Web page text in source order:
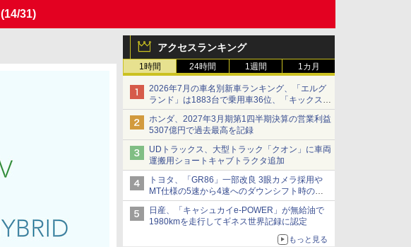
(14/31)
アクセスランキング
1時間 24時間 1週間 1カ月
2026年7月の車名別新車ランキング、「エルグ
ランド」は1883台で乗用車36位、「キックス」
は2591台で27位に
ホンダ、2027年3月期第1四半期決算の営業利益
5307億円で過去最高を記録
UDトラックス、大型トラック「クオン」に車両
運搬用ショートキャブトラクタ追加
トヨタ、「GR86」一部改良 3眼カメラ採用や
MT仕様の5速から4速へのダウンシフト時の操
作性向上など
日産、「キャシュカイe-POWER」が無給油で
1980kmを走行してギネス世界記録に認定
もっと見る